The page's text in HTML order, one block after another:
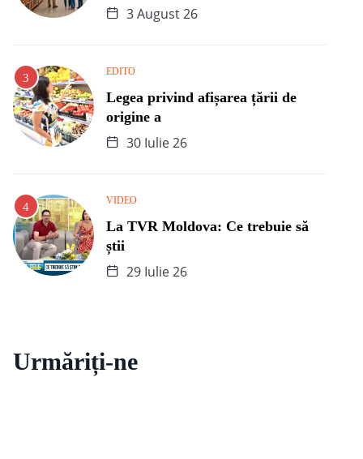
3 August 26
EDITO
Legea privind afișarea țării de
origine a
30 Iulie 26
VIDEO
La TVR Moldova: Ce trebuie să
știi
29 Iulie 26
Urmăriți-ne